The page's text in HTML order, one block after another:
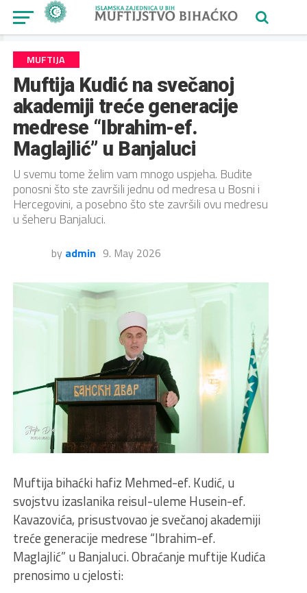
MUFTIJA
Muftija Kudić na svečanoj
akademiji treće generacije
medrese “Ibrahim-ef.
Maglajlić” u Banjaluci
U svemu tome želim vam mnogo uspjeha. Budite
ponosni što ste završili jednu od medresa u Bosni i
Hercegovini, a posebno što ste završili ovu medresu
u šeheru Banjaluci.
by admin 9. May 2026
Muftija bihaćki hafiz Mehmed-ef. Kudić, u
svojstvu izaslanika reisul-uleme Husein-ef.
Kavazovića, prisustvovao je svečanoj akademiji
treće generacije medrese “Ibrahim-ef.
Maglajlić” u Banjaluci. Obraćanje muftije Kudića
prenosimo u cjelosti: